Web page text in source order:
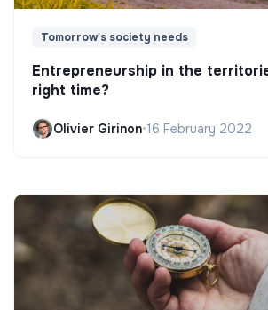
Tomorrow's society needs
Entrepreneurship in the
right time?
Olivier Girinon•16 February 2022